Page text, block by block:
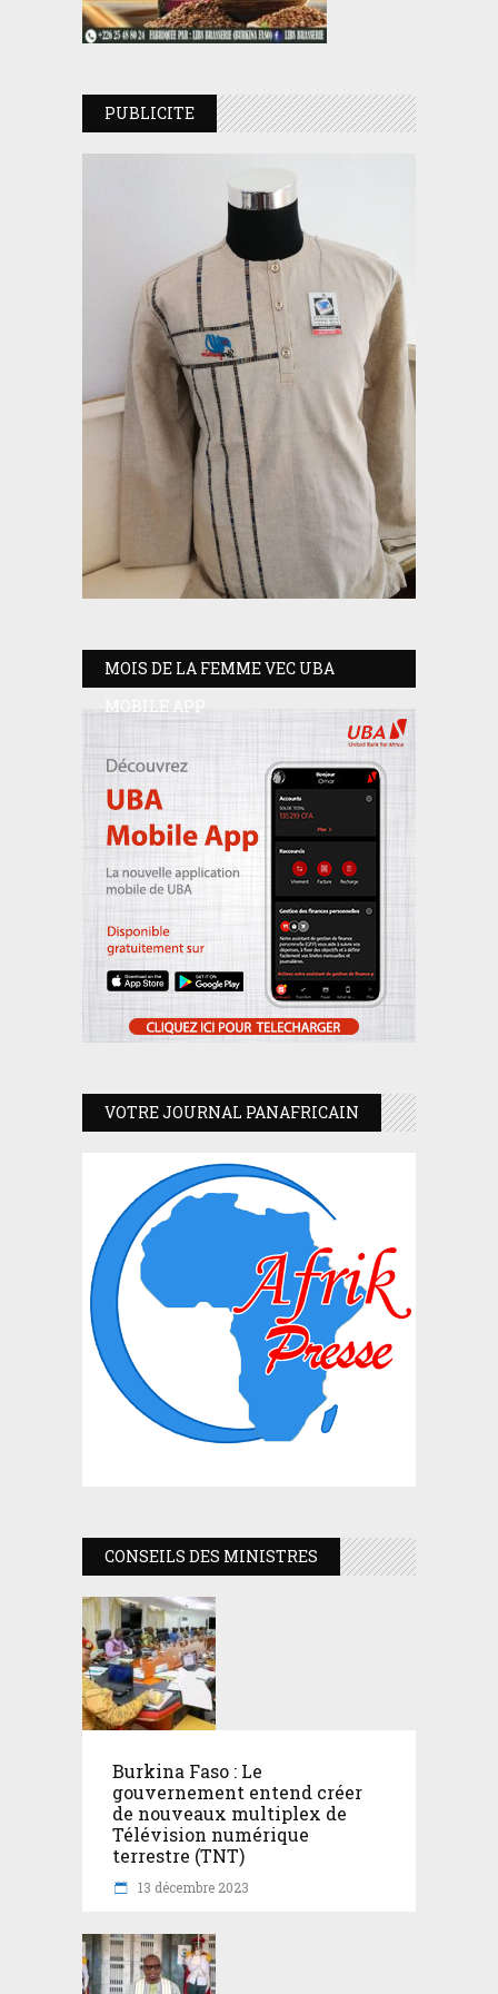
PUBLICITE
MOIS DE LA FEMME VEC UBA
MOBILE APP
VOTRE JOURNAL PANAFRICAIN
CONSEILS DES MINISTRES
Burkina Faso : Le
gouvernement entend créer
de nouveaux multiplex de
Télévision numérique
terrestre (TNT)
13 décembre 2023